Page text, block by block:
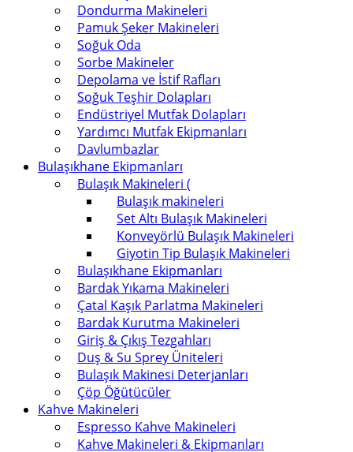
Dondurma Makineleri
Pamuk Şeker Makineleri
Soğuk Oda
Sorbe Makineler
Depolama ve İstif Rafları
Soğuk Teşhir Dolapları
Endüstriyel Mutfak Dolapları
Yardımcı Mutfak Ekipmanları
Davlumbazlar
Bulaşıkhane Ekipmanları
Bulaşık Makineleri (
Bulaşık makineleri
Set Altı Bulaşık Makineleri
Konveyörlü Bulaşık Makineleri
Giyotin Tip Bulaşık Makineleri
Bulaşıkhane Ekipmanları
Bardak Yıkama Makineleri
Çatal Kaşık Parlatma Makineleri
Bardak Kurutma Makineleri
Giriş & Çıkış Tezgahları
Duş & Su Sprey Üniteleri
Bulaşık Makinesi Deterjanları
Çöp Öğütücüler
Kahve Makineleri
Espresso Kahve Makineleri
Kahve Makineleri & Ekipmanları